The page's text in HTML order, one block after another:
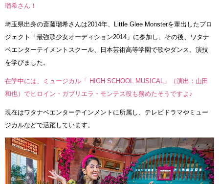
瑠希さん！
埼玉県出身の斎藤瑠希さんは2014年、Little Glee Monsterを輩出したプロ
ジェクト「最強歌少女オーディション2014」に参加し、その後、ワタナ
ベエンターテイメントスクール、日本芸術高等学園で歌やダンス、演技
を学びました。
在学中には、ミュージカル「 HIGH SCHOOL MUSICAL」（演出：山田
和也）でヒロイン・ガブリエラ・モンテス役も務めたそうですよ♪
現在はワタナベエンターテインメントに所属し、テレビドラマやミュー
ジカルなどで活躍しています。